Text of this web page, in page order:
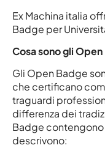
Ex Machina italia
Badge per
Cosa sono gli
Gli Open Badge
che certificano
traguardi
differenza dei
Badge
descrivono: